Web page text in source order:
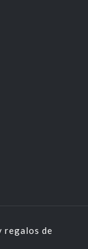
regalos de